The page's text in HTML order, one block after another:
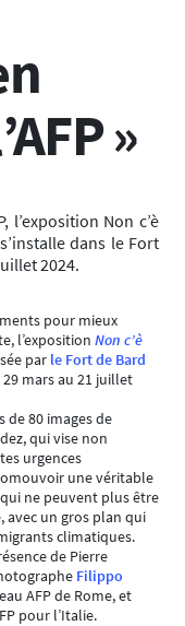
»
l’exposition Non c’è
dans le Fort
2024.
pour mieux
l’exposition Non c’è
par le Fort de Bard
29 mars au 21 juillet
80 images de
qui vise non
urgences
une véritable
ne peuvent plus être
un gros plan qui
climatiques.
de Pierre
Filippo
AFP de Rome, et
pour l’Italie.